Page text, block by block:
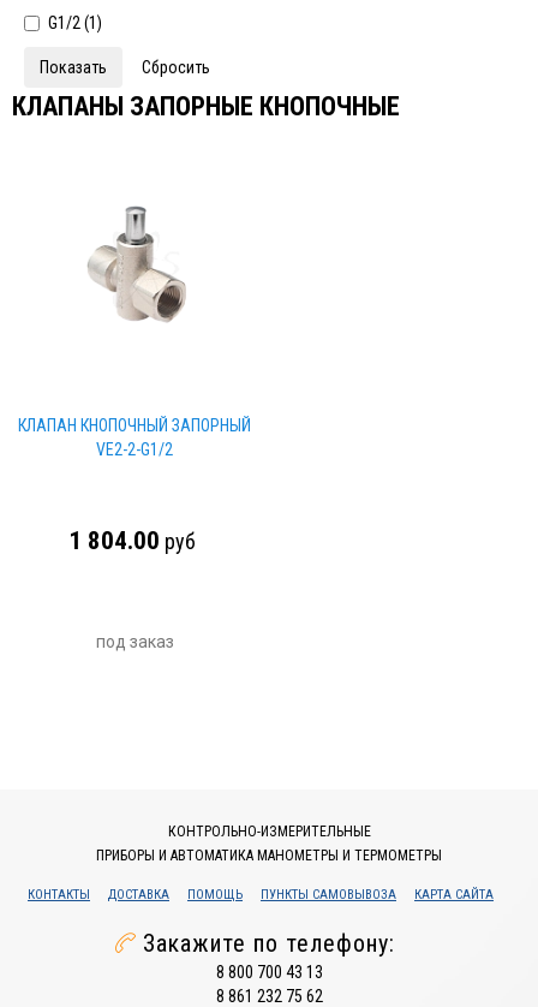
G1/2 (1)
КЛАПАНЫ ЗАПОРНЫЕ КНОПОЧНЫЕ
КЛАПАН КНОПОЧНЫЙ ЗАПОРНЫЙ
VE2-2-G1/2
1 804.00 руб
под заказ
КОНТРОЛЬНО-ИЗМЕРИТЕЛЬНЫЕ
ПРИБОРЫ И АВТОМАТИКА МАНОМЕТРЫ И ТЕРМОМЕТРЫ
КОНТАКТЫ ДОСТАВКА ПОМОЩЬ ПУНКТЫ САМОВЫВОЗА КАРТА САЙТА
Закажите по телефону:
8 800 700 43 13
8 861 232 75 62